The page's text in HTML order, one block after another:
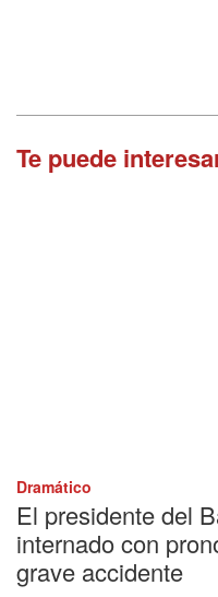
Te puede
Dramático
El presidente del
internado con
grave accidente